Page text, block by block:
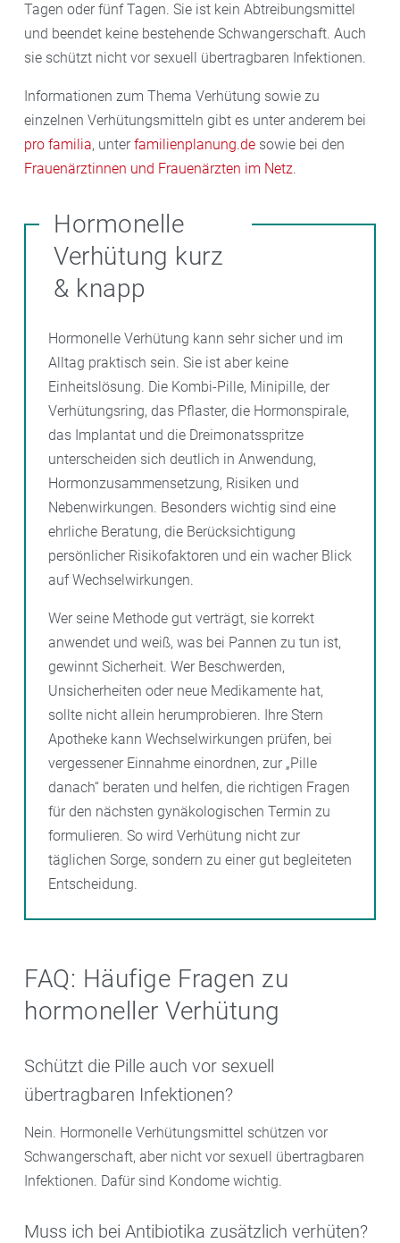
Tagen oder fünf Tagen. Sie ist kein Abtreibungsmittel
und beendet keine bestehende Schwangerschaft. Auch
sie schützt nicht vor sexuell übertragbaren Infektionen.
Informationen zum Thema Verhütung sowie zu
einzelnen Verhütungsmitteln gibt es unter anderem bei
pro familia, unter familienplanung.de sowie bei den
Frauenärztinnen und Frauenärzten im Netz.
Hormonelle
Verhütung kurz
& knapp
Hormonelle Verhütung kann sehr sicher und im
Alltag praktisch sein. Sie ist aber keine
Einheitslösung. Die Kombi-Pille, Minipille, der
Verhütungsring, das Pflaster, die Hormonspirale,
das Implantat und die Dreimonatsspritze
unterscheiden sich deutlich in Anwendung,
Hormonzusammensetzung, Risiken und
Nebenwirkungen. Besonders wichtig sind eine
ehrliche Beratung, die Berücksichtigung
persönlicher Risikofaktoren und ein wacher Blick
auf Wechselwirkungen.
Wer seine Methode gut verträgt, sie korrekt
anwendet und weiß, was bei Pannen zu tun ist,
gewinnt Sicherheit. Wer Beschwerden,
Unsicherheiten oder neue Medikamente hat,
sollte nicht allein herumprobieren. Ihre Stern
Apotheke kann Wechselwirkungen prüfen, bei
vergessener Einnahme einordnen, zur „Pille
danach“ beraten und helfen, die richtigen Fragen
für den nächsten gynäkologischen Termin zu
formulieren. So wird Verhütung nicht zur
täglichen Sorge, sondern zu einer gut begleiteten
Entscheidung.
FAQ: Häufige Fragen zu
hormoneller Verhütung
Schützt die Pille auch vor sexuell
übertragbaren Infektionen?
Nein. Hormonelle Verhütungsmittel schützen vor
Schwangerschaft, aber nicht vor sexuell übertragbaren
Infektionen. Dafür sind Kondome wichtig.
Muss ich bei Antibiotika zusätzlich verhüten?